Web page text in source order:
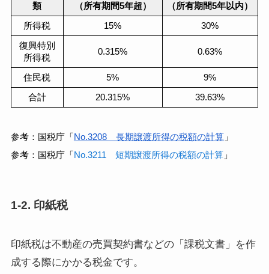
類
（所有期間5年超）
（所有期間5年以内）
所得税 15% 30%
復興特別
所得税
0.315% 0.63%
住民税 5% 9%
合計 20.315% 39.63%
参考：国税庁「 No.3208 長期譲渡所得の税額の計算」
参考：国税庁「 No.3211 短期譲渡所得の税額の計算」
1-2. 印紙税
印紙税は不動産の売買契約書などの「課税文書」を作
成する際にかかる税金です。